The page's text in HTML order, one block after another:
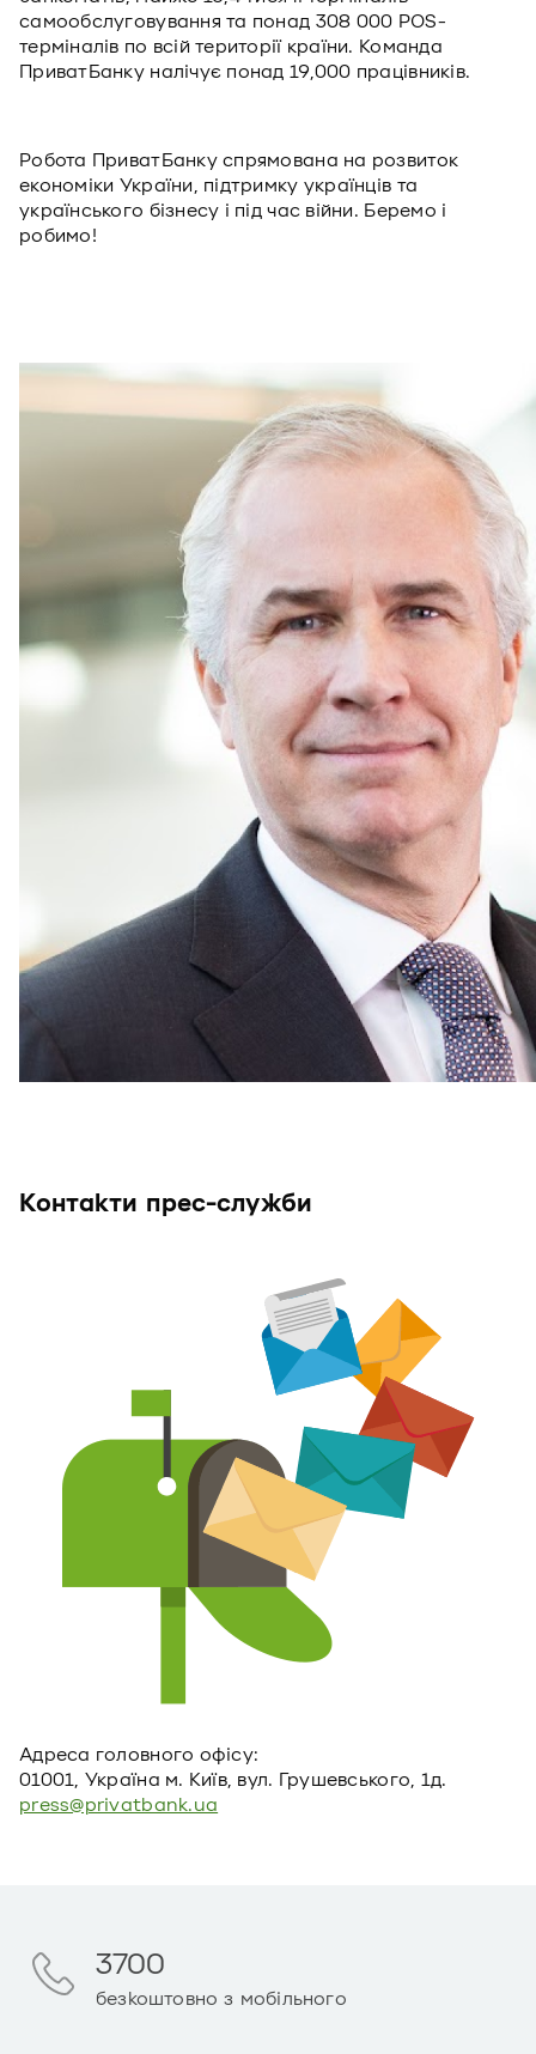
самообслуговування та понад 308 000 POS-
терміналів по всій території країни. Команда
ПриватБанку налічує понад 19,000 працівників.
Робота ПриватБанку спрямована на розвиток
економіки України, підтримку українців та
українського бізнесу і під час війни. Беремо і
робимо!
Контакти прес-служби
Адреса головного офiсу:
01001, Україна м. Київ, вул. Грушевського, 1д.
press@privatbank.ua
3700
безкоштовно з мобільного